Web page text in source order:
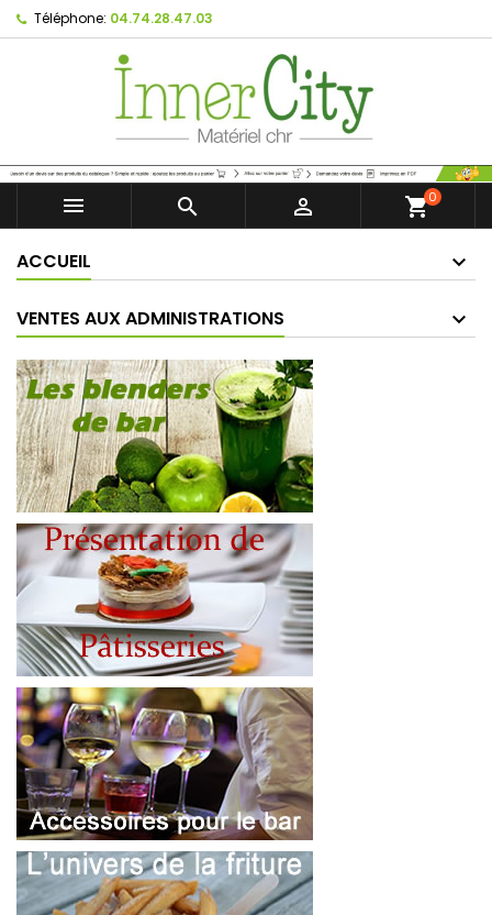
Téléphone: 04.74.28.47.03
   shopping_cart0
ACCUEIL
VENTES AUX ADMINISTRATIONS